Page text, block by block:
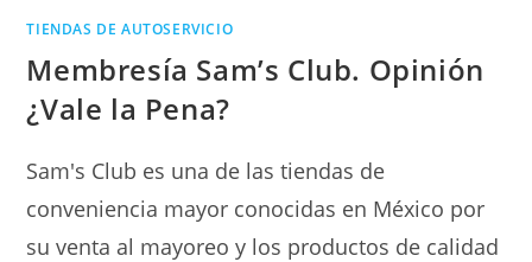
TIENDAS DE AUTOSERVICIO
Membresía Sam’s Club. Opinión
¿Vale la Pena?
Sam's Club es una de las tiendas de
conveniencia mayor conocidas en México por
su venta al mayoreo y los productos de calidad